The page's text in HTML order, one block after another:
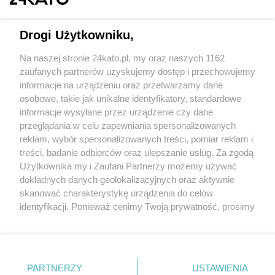
Wydawca mediów lokalnych
Nie zapomnij
zapoznać się z:
polityką prywatności regulamin korzystania z portali
Twojemiasto
Piekary Śląskie
Chorzów
Tarnowskie Góry
Gliwice
Skontaktuj sięz nami
Kontakt
Wydawca
Redakcja
Drogi Użytkowniku,
Na naszej stronie 24kato.pl, my oraz naszych 1162
zaufanych partnerów uzyskujemy dostęp i przechowujemy
informacje na urządzeniu oraz przetwarzamy dane
osobowe, takie jak unikalne identyfikatory, standardowe
informacje wysyłane przez urządzenie czy dane
przeglądania w celu zapewniania spersonalizowanych
reklam, wybór spersonalizowanych treści, pomiar reklam i
treści, badanie odbiorców oraz ulepszanie usług. Za zgodą
Użytkownika my i Zaufani Partnerzy możemy używać
dokładnych danych geolokalizacyjnych oraz aktywnie
skanować charakterystykę urządzenia do celów
identyfikacji. Ponieważ cenimy Twoją prywatność, prosimy
prywatności znajdujący się w lewym dolnym rogu strony
PARTNERZY USTAWIENIA